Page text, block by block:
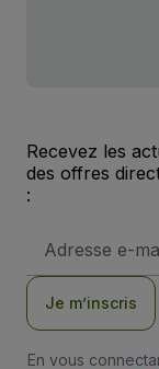
Recevez les
des offres
:
e-
Je m’inscris
En vous